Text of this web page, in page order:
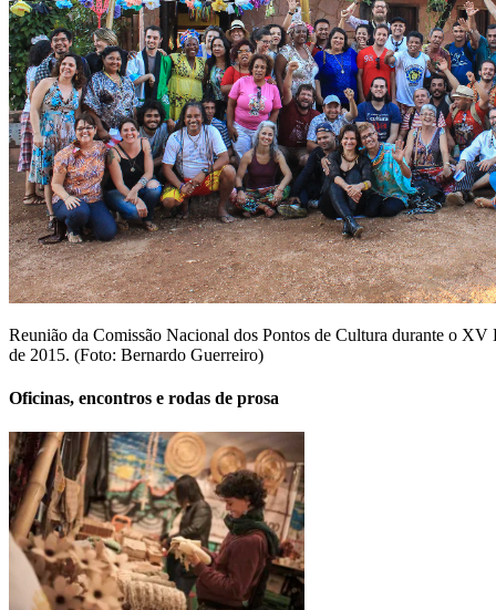
Reunião da Comissão Nacional dos Pontos de Cultura durante o
de 2015. (Foto: Bernardo Guerreiro)
Oficinas, encontros e rodas de prosa